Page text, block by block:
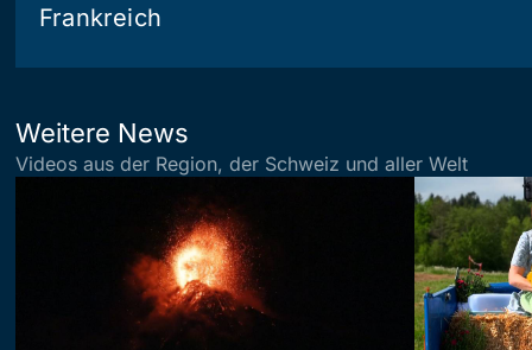
Frankreich
Weitere News
Videos aus der Region, der Schweiz und aller Welt